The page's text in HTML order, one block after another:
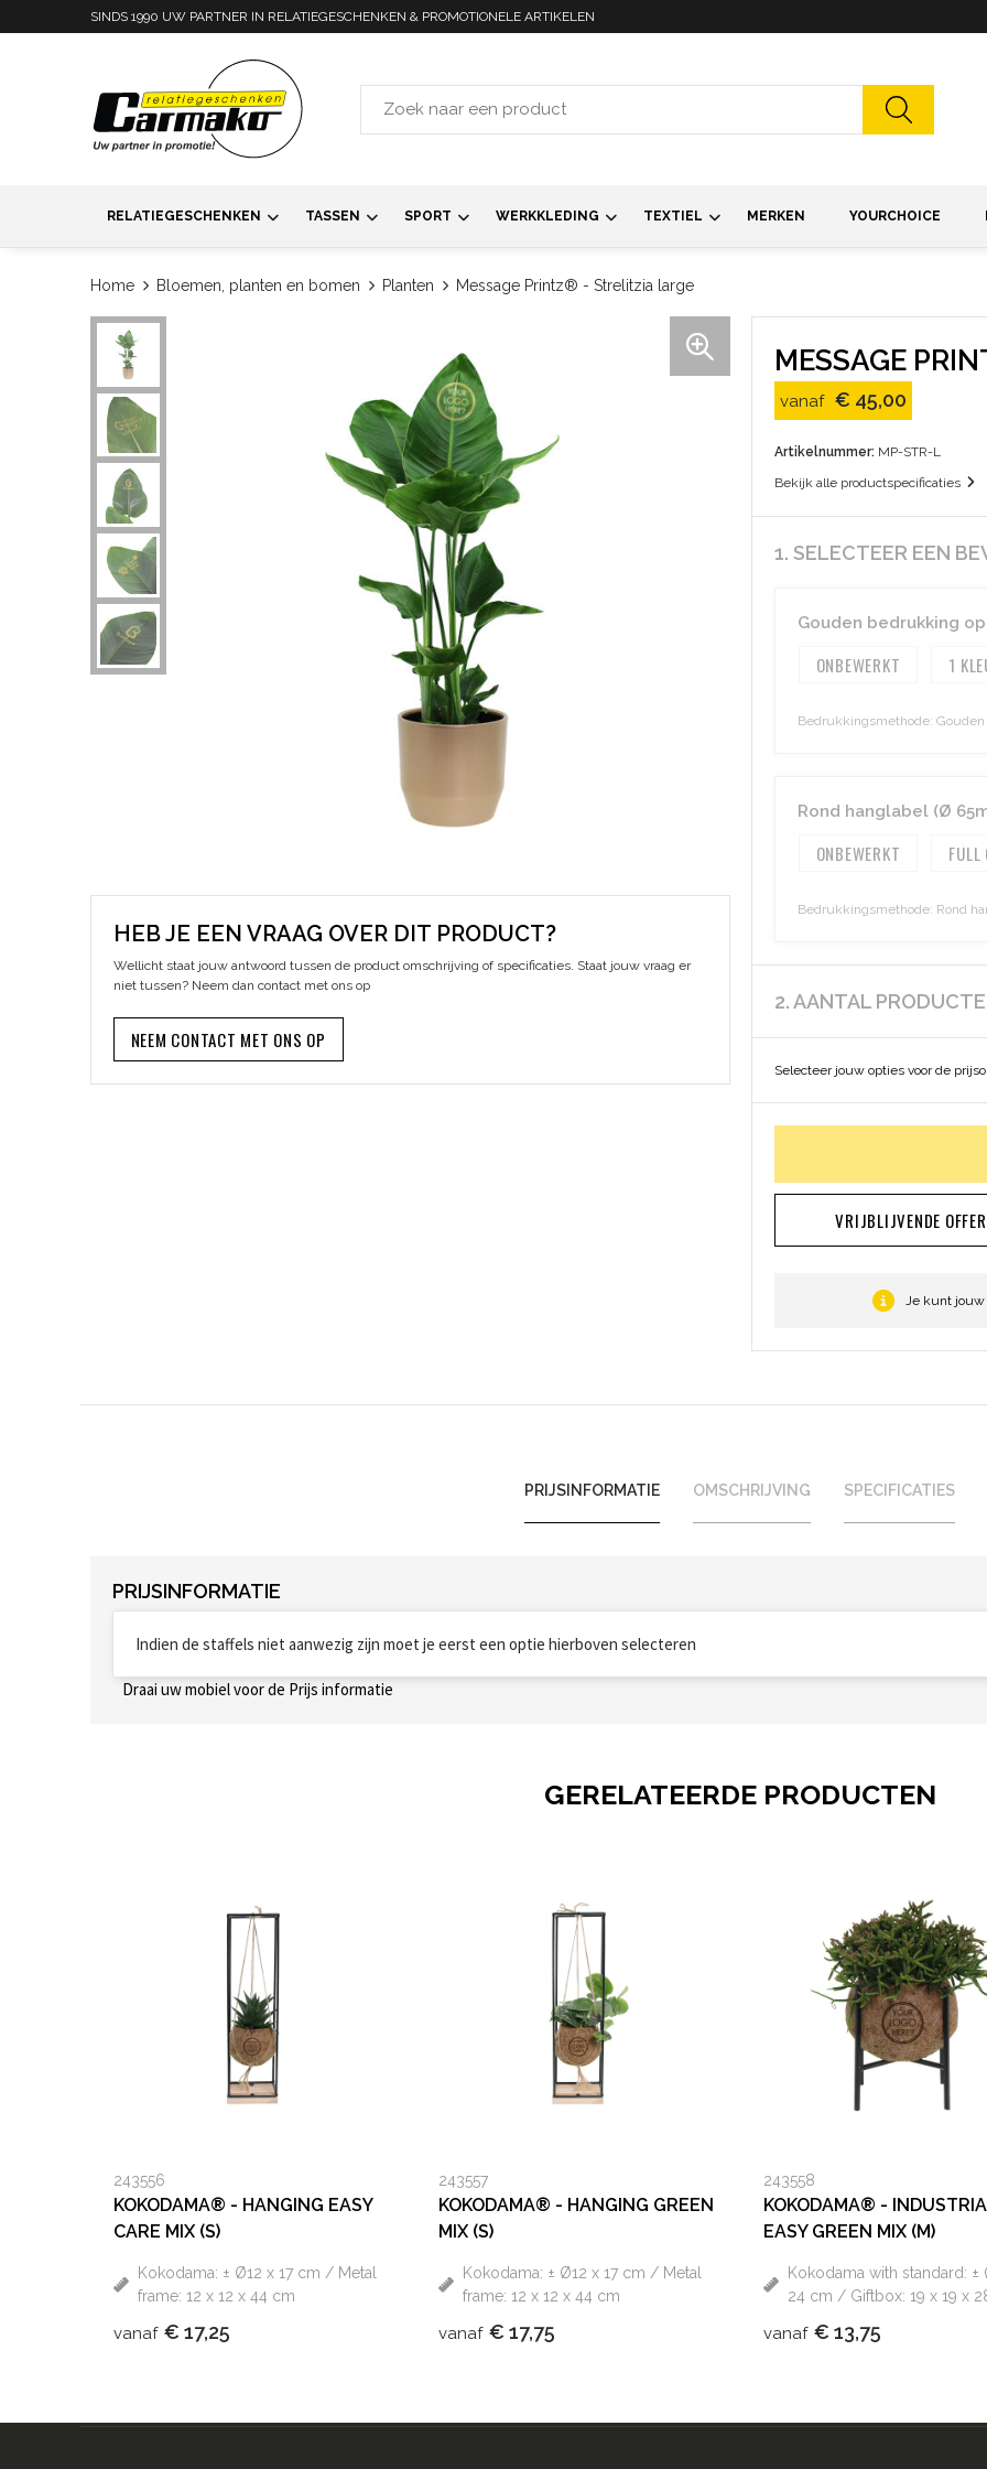
SINDS 1990 UW PARTNER IN RELATIEGESCHENKEN & PROMOTIONELE ARTIKELEN
RELATIEGESCHENKEN TASSEN SPORT WERKKLEDING TEXTIEL MERKEN YOURCHOICE
Home Bloemen, planten en bomen Planten Message Printz® - Strelitzia large
HEB JE EEN VRAAG OVER DIT PRODUCT?
Wellicht staat jouw antwoord tussen de product omschrijving of specificaties. Staat jouw vraag er
niet tussen? Neem dan contact met ons op
NEEM CONTACT MET ONS OP
MESSAGE
vanaf € 45,00
Artikelnummer: MP-STR-L
Bekijk alle productspecificaties
1. SELECTEER EEN
Gouden bedrukking
ONBEWERKT 1
Bedrukkingsmethode:
Rond hanglabel (Ø
ONBEWERKT FULL
Bedrukkingsmethode: Rond
2. AANTAL
Selecteer jouw opties voor de
VRIJBLIJVENDE
Je kunt jouw
PRIJSINFORMATIE OMSCHRIJVING SPECIFICATIES
PRIJSINFORMATIE
Indien de staffels niet aanwezig zijn moet je eerst een optie hierboven selecteren
Draai uw mobiel voor de Prijs informatie
GERELATEERDE PRODUCTEN
243556
KOKODAMA® - HANGING EASY
CARE MIX (S)
Kokodama: ± Ø12 x 17 cm / Metal
frame: 12 x 12 x 44 cm
vanaf € 17,25
243557
KOKODAMA® - HANGING GREEN
MIX (S)
Kokodama: ± Ø12 x 17 cm / Metal
frame: 12 x 12 x 44 cm
vanaf € 17,75
243558
KOKODAMA® -
EASY GREEN MIX (M)
Kokodama with standard: ±
24 cm / Giftbox: 19 x 19 x
vanaf € 13,75